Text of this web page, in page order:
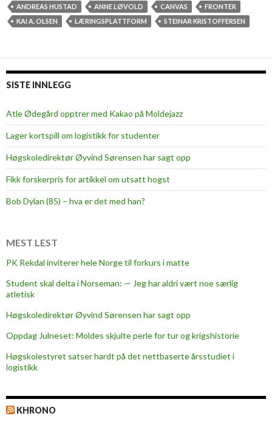
e
r
v
s
s
e
n
æ
ANDREAS HUSTAD ANNE LØVOLD CANVAS
FRONTER
KAI A. OLSEN
LÆRINGSPLATTFORM STEINAR KRISTOFFERSEN
SISTE INNLEGG
Atle Ødegård opptrer med Kakao på Moldejazz
Lager kortspill om logistikk for studenter
Høgskoledirektør Øyvind Sørensen har sagt opp
Fikk forskerpris for artikkel om utsatt hogst
Bob Dylan (85) – hva er det med han?
MEST LEST
PK Rekdal inviterer hele Norge til forkurs i matte
Student skal delta i Norseman: — Jeg har aldri vært noe særlig
atletisk
Høgskoledirektør Øyvind Sørensen har sagt opp
Oppdag Julneset: Moldes skjulte perle for tur og krigshistorie
Høgskolestyret satser hardt på det nettbaserte årsstudiet i
logistikk
KHRONO